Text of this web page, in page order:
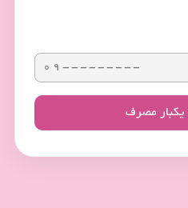
یکبار مصرف